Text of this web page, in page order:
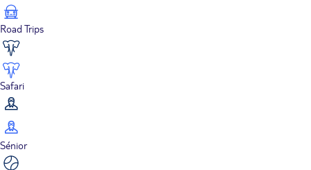
Road Trips
Safari
Sénior